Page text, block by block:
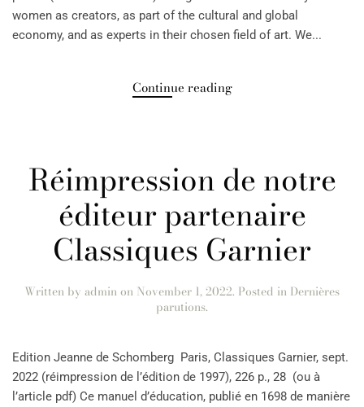
women as creators, as part of the cultural and global
economy, and as experts in their chosen field of art. We...
Continue reading
Réimpression de notre
éditeur partenaire
Classiques Garnier
Written by admin on November 1, 2022. Posted in Dernières
parutions.
Edition Jeanne de Schomberg Paris, Classiques Garnier, sept.
2022 (réimpression de l’édition de 1997), 226 p., 28 (ou à
l’article pdf) Ce manuel d’éducation, publié en 1698 de manière